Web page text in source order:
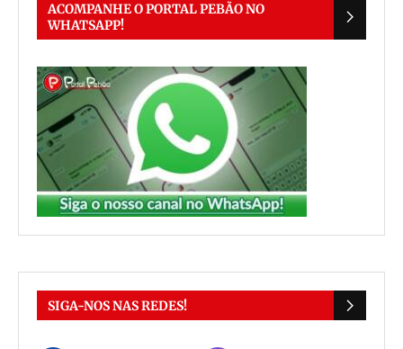
ACOMPANHE O PORTAL PEBÃO NO
WHATSAPP!
SIGA-NOS NAS REDES!